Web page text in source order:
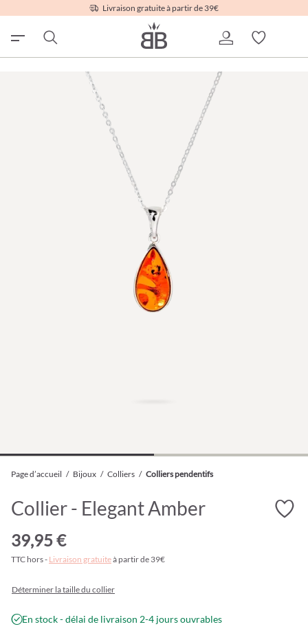
Livraison gratuite à partir de 39€
Page d’accueil / Bijoux / Colliers / Colliers pendentifs
Collier - Elegant Amber
39,95 €
TTC hors - Livraison gratuiteà partir de 39€
Déterminer la taille du collier
En stock - délai de livraison 2-4 jours ouvrables